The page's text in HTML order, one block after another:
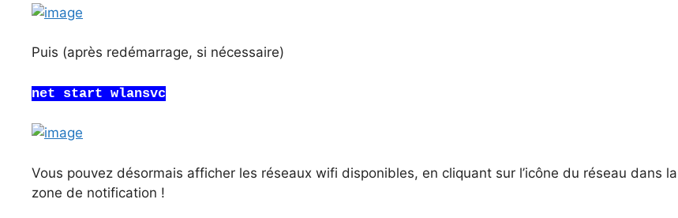
Puis (après redémarrage, si nécessaire)
net start wlansvc
Vous pouvez désormais afficher les réseaux wifi disponibles, en cliquant sur l’icône du réseau dans la
zone de notification !